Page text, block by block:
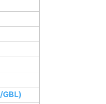
GBL)